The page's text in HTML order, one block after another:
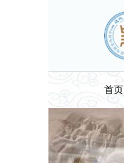
首页